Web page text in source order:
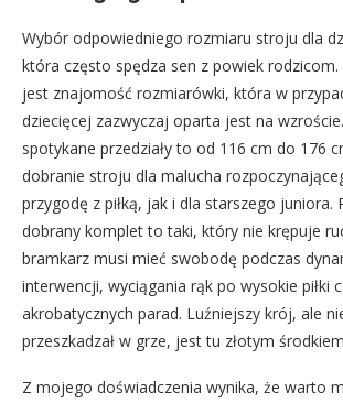
Wybór odpowiedniego rozmiaru stroju dla
która często spędza sen z powiek
jest znajomość rozmiarówki, która w
dziecięcej zazwyczaj oparta jest na
spotykane przedziały to od 116 cm do 176
dobranie stroju dla malucha
przygodę z piłką, jak i dla starszego juniora.
dobrany komplet to taki, który nie krępuje
bramkarz musi mieć swobodę podczas
interwencji, wyciągania rąk po wysokie piłki
akrobatycznych parad. Luźniejszy krój, ale
przeszkadzał w grze, jest tu złotym
Z mojego doświadczenia wynika, że warto